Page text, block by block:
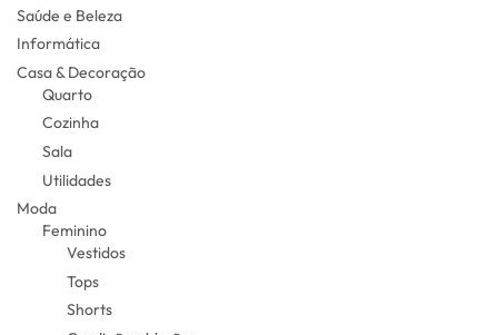
Saúde e Beleza
Informática
Casa & Decoração
Quarto
Cozinha
Sala
Utilidades
Moda
Feminino
Vestidos
Tops
Shorts